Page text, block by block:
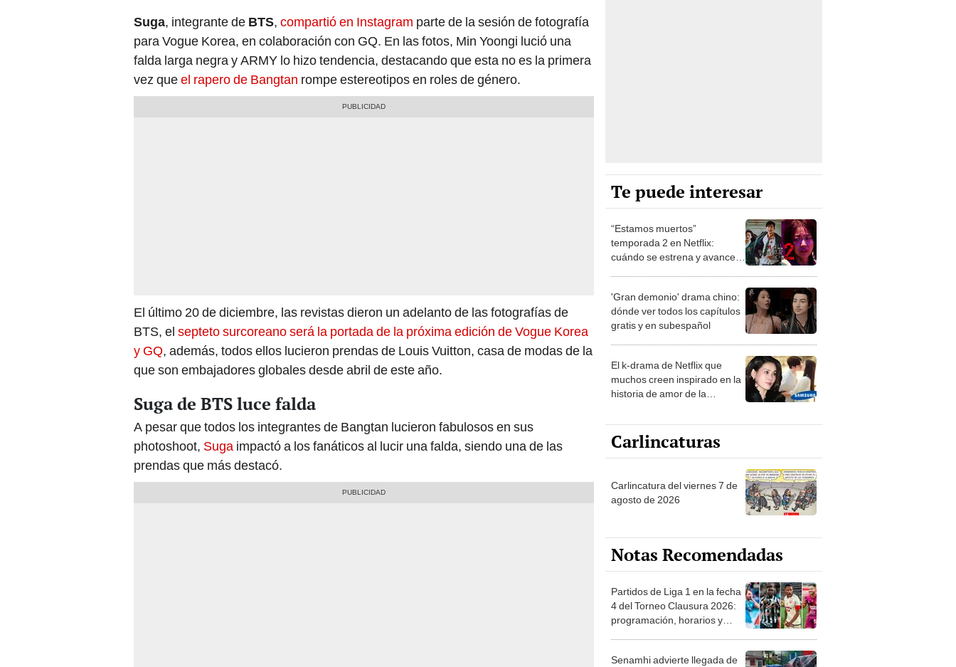
Suga, integrante de BTS, compartió en Instagram parte de la sesión de fotografía
para Vogue Korea, en colaboración con GQ. En las fotos, Min Yoongi lució una
falda larga negra y ARMY lo hizo tendencia, destacando que esta no es la primera
vez queel rapero de Bangtan rompe estereotipos en roles de género.
El último 20 de diciembre, las revistas dieron un adelanto de las fotografías de
BTS, el septeto surcoreano será la portada de la próxima edición de Vogue Korea
y GQ, además, todos ellos lucieron prendas de Louis Vuitton, casa de modas de la
que son embajadores globales desde abril de este año.
Suga de BTS luce falda
A pesar que todos los integrantes de Bangtan lucieron fabulosos en sus
photoshoot, Suga impactó a los fanáticos al lucir una falda, siendo una de las
prendas que más destacó.
Te puede interesar
“Estamos muertos”
temporada 2 en Netflix:
cuándo se estrena y avances
'Gran demonio' drama chino:
dónde ver todos los capítulos
gratis y en subespañol
El k-drama de Netflix que
muchos creen inspirado en la
historia de amor de la
Carlincaturas
Carlincatura del viernes 7 de
agosto de 2026
Notas Recomendadas
Partidos de Liga 1 en la fecha
4 del Torneo Clausura 2026:
programación, horarios y
Senamhi advierte llegada de